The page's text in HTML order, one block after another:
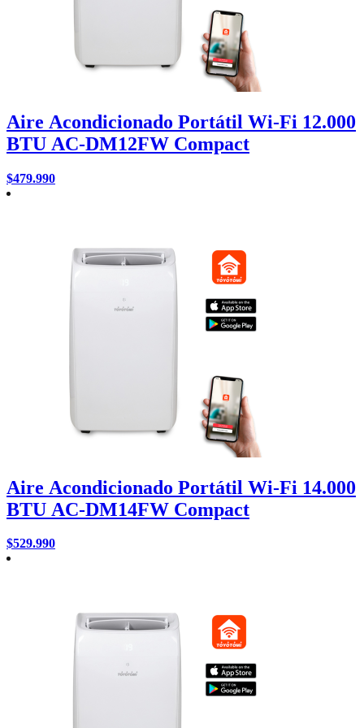
Aire Acondicionado Portátil Wi-Fi 12.000
BTU AC-DM12FW Compact
$479.990
Aire Acondicionado Portátil Wi-Fi 14.000
BTU AC-DM14FW Compact
$529.990